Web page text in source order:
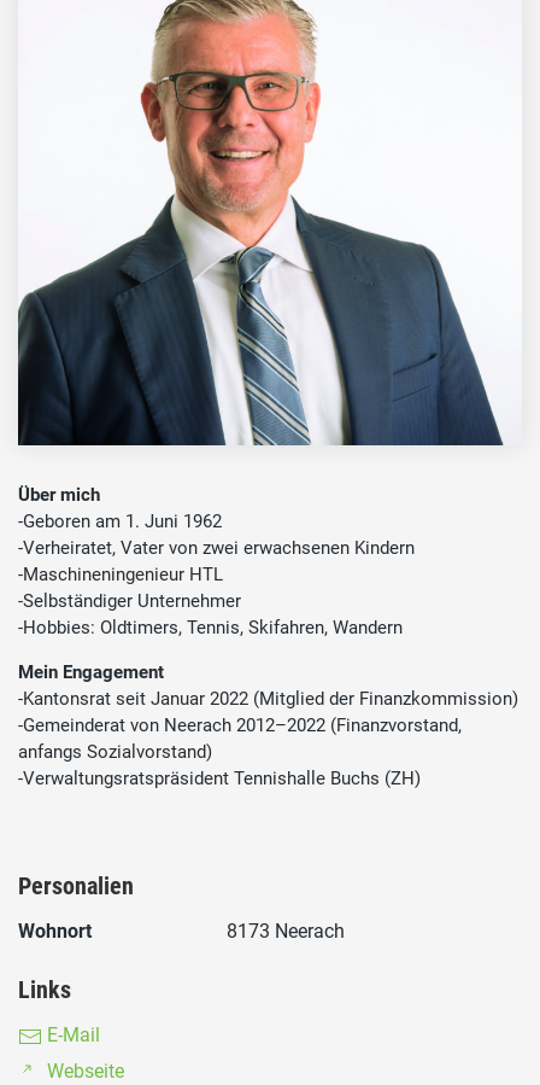
Über mich
-Geboren am 1. Juni 1962
-Verheiratet, Vater von zwei erwachsenen Kindern
-Maschineningenieur HTL
-Selbständiger Unternehmer
-Hobbies: Oldtimers, Tennis, Skifahren, Wandern
Mein Engagement
-Kantonsrat seit Januar 2022 (Mitglied der Finanzkommission)
-Gemeinderat von Neerach 2012–2022 (Finanzvorstand,
anfangs Sozialvorstand)
-Verwaltungsratspräsident Tennishalle Buchs (ZH)
Personalien
Wohnort 8173 Neerach
Links
E-Mail
Webseite